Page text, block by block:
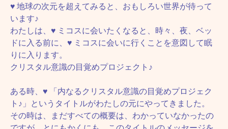
♥ 地球の次元を超えてみると、おもしろい世界が待って
います♪
わたしは、♥ ミコスに会いたくなると、時々、夜、ベッ
ドに入る前に、♥ ミコスに会いに行くことを意図して眠
りに入ります。
クリスタル意識の目覚めプロジェクト♪
ある時、♥ 「内なるクリスタル意識の目覚めプロジェク
ト♪」というタイトルがわたしの元にやってきました。
その時は、まだすべての概要は、わかっていなかったの